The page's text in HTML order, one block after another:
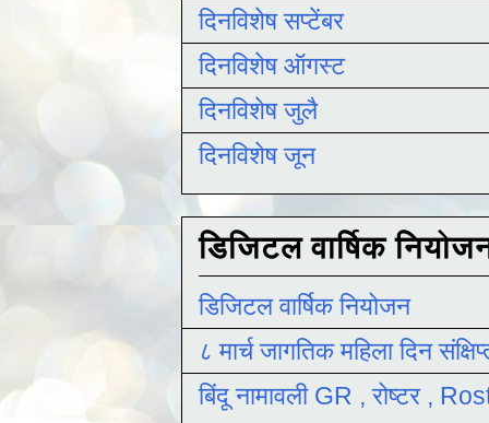
दिनविशेष सप्टेंबर
दिनविशेष ऑगस्ट
दिनविशेष जुलै
दिनविशेष जून
डिजिटल वार्षिक
डिजिटल वार्षिक नियोजन
८ मार्च जागतिक महिला दिन
बिंदू नामावली GR , रोष्टर ,